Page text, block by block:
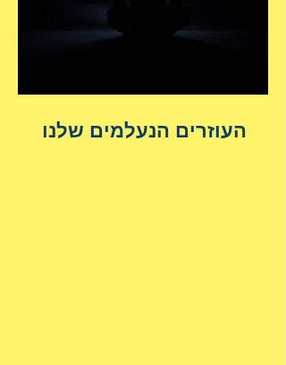
העוזרים הנעלמים שלנו